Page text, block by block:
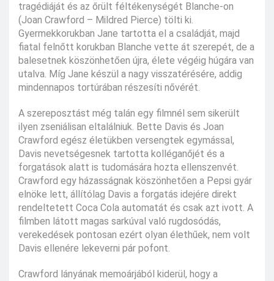
tragédiáját és az őrült féltékenységét Blanche-on
(Joan Crawford – Mildred Pierce) tölti ki.
Gyermekkorukban Jane tartotta el a családját, majd
fiatal felnőtt korukban Blanche vette át szerepét, de a
balesetnek köszönhetően újra, élete végéig húgára van
utalva. Míg Jane készül a nagy visszatérésére, addig
mindennapos tortúrában részesíti nővérét.
A szereposztást még talán egy filmnél sem sikerült
ilyen zseniálisan eltalálniuk. Bette Davis és Joan
Crawford egész életükben versengtek egymással,
Davis nevetségesnek tartotta kolléganőjét és a
forgatások alatt is tudomására hozta ellenszenvét.
Crawford egy házasságnak köszönhetően a Pepsi gyár
elnöke lett, állítólag Davis a forgatás idejére direkt
rendeltetett Coca Cola automatát és csak azt ivott. A
filmben látott magas sarkúval való rugdosódás,
verekedések pontosan ezért olyan élethűek, nem volt
Davis ellenére lekeverni pár pofont.
Crawford lányának memoárjából kiderül, hogy a